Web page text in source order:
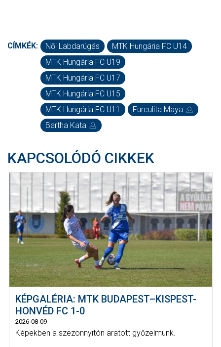
CÍMKÉK: Női Labdarúgás
MTK Hungária FC U14
MTK Hungária FC U19
MTK Hungária FC U17
MTK Hungária FC U15
MTK Hungária FC U11
Furculita Maya
Bartha Kata
KAPCSOLÓDÓ CIKKEK
KÉPGALÉRIA: MTK BUDAPEST–KISPEST-
HONVÉD FC 1-0
2026-08-09
Képekben a szezonnyitón aratott győzelmünk.